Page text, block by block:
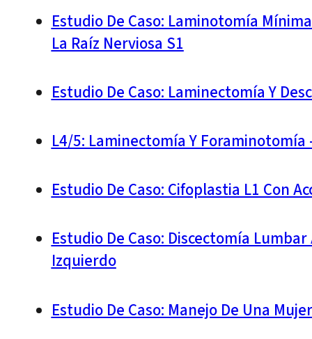
Estudio De Caso: Laminotomía
La Raíz Nerviosa S1
Estudio De Caso: Laminectomía Y
L4/5: Laminectomía Y
Estudio De Caso: Cifoplastia L1 Con
Estudio De Caso: Discectomía
Izquierdo
Estudio De Caso: Manejo De Una